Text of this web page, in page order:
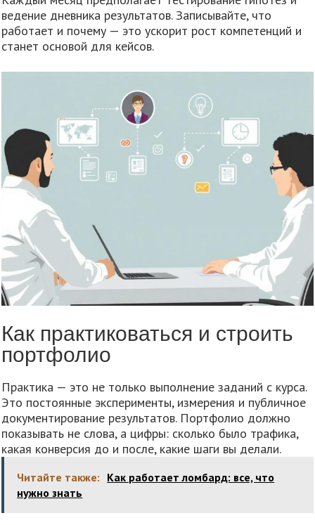
ведение дневника результатов. Записывайте, что
работает и почему — это ускорит рост компетенций и
станет основой для кейсов.
Как практиковаться и строить
портфолио
Практика — это не только выполнение заданий с курса.
Это постоянные эксперименты, измерения и публичное
документирование результатов. Портфолио должно
показывать не слова, а цифры: сколько было трафика,
какая конверсия до и после, какие шаги вы делали.
Читайте также: Как работает ломбард: все, что
нужно знать